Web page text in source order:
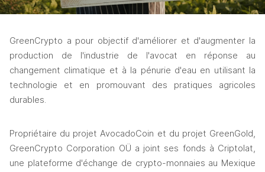
GreenCrypto a pour objectif d'améliorer et d'augmenter la
production de l'industrie de l'avocat en réponse au
changement climatique et à la pénurie d'eau en utilisant la
technologie et en promouvant des pratiques agricoles
durables.
Propriétaire du projet AvocadoCoin et du projet GreenGold,
GreenCrypto Corporation OÜ a joint ses fonds à Criptolat,
une plateforme d'échange de crypto-monnaies au Mexique